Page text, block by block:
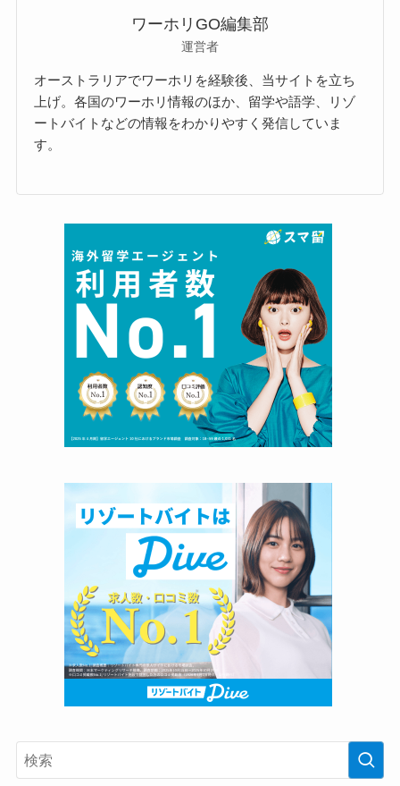
ワーホリGO編集部
運営者
オーストラリアでワーホリを経験後、当サイトを立ち
上げ。各国のワーホリ情報のほか、留学や語学、リゾ
ートバイトなどの情報をわかりやすく発信していま
す。